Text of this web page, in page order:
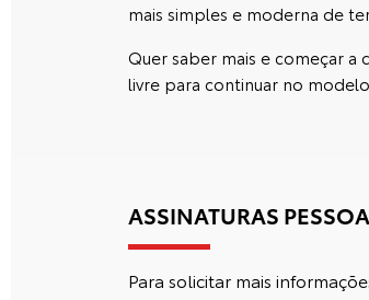
mais simples e moderna de
Quer saber mais e começar
livre para continuar no
ASSINATURAS
Para solicitar mais